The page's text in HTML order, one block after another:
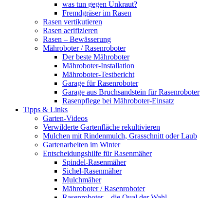
was tun gegen Unkraut?
Fremdgräser im Rasen
Rasen vertikutieren
Rasen aerifizieren
Rasen – Bewässerung
Mähroboter / Rasenroboter
Der beste Mähroboter
Mähroboter-Installation
Mähroboter-Testbericht
Garage für Rasenroboter
Garage aus Bruchsandstein für Rasenroboter
Rasenpflege bei Mähroboter-Einsatz
Tipps & Links
Garten-Videos
Verwilderte Gartenfläche rekultivieren
Mulchen mit Rindenmulch, Grasschnitt oder Laub
Gartenarbeiten im Winter
Entscheidungshilfe für Rasenmäher
Spindel-Rasenmäher
Sichel-Rasenmäher
Mulchmäher
Mähroboter / Rasenroboter